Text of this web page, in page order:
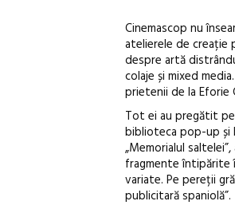
Cinemascop nu
atelierele de creație
despre artă
colaje și mixed
prietenii de la Eforie
Tot ei au pregătit
biblioteca pop-up și
„Memorialul
fragmente întipărite
variate. Pe pereții
publicitară spaniolă”.